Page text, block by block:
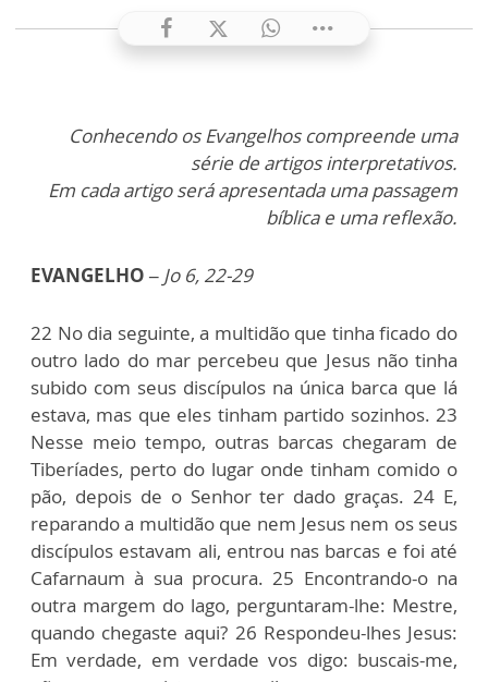
Conhecendo os Evangelhos compreende uma
série de artigos interpretativos.
Em cada artigo será apresentada uma passagem
bíblica e uma reflexão.
EVANGELHO – Jo 6, 22-29
22 No dia seguinte, a multidão que tinha ficado do
outro lado do mar percebeu que Jesus não tinha
subido com seus discípulos na única barca que lá
estava, mas que eles tinham partido sozinhos. 23
Nesse meio tempo, outras barcas chegaram de
Tiberíades, perto do lugar onde tinham comido o
pão, depois de o Senhor ter dado graças. 24 E,
reparando a multidão que nem Jesus nem os seus
discípulos estavam ali, entrou nas barcas e foi até
Cafarnaum à sua procura. 25 Encontrando-o na
outra margem do lago, perguntaram-lhe: Mestre,
quando chegaste aqui? 26 Respondeu-lhes Jesus:
Em verdade, em verdade vos digo: buscais-me,